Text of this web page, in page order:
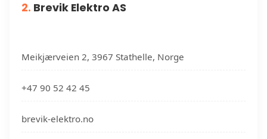
2. Brevik Elektro AS
Meikjærveien 2, 3967 Stathelle, Norge
+47 90 52 42 45
brevik-elektro.no